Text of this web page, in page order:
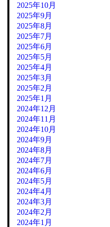
2025年10月
2025年9月
2025年8月
2025年7月
2025年6月
2025年5月
2025年4月
2025年3月
2025年2月
2025年1月
2024年12月
2024年11月
2024年10月
2024年9月
2024年8月
2024年7月
2024年6月
2024年5月
2024年4月
2024年3月
2024年2月
2024年1月